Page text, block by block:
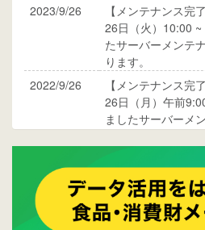
2023/9/26
【メンテナンス完
26日（火）10:00
たサーバーメンテ
ります。
2022/9/26
【メンテナンス完
26日（月）午前
ましたサーバーメ
ご覧ください。
2015/10/19
ウレコンのサイト
プ。詳細はこちら